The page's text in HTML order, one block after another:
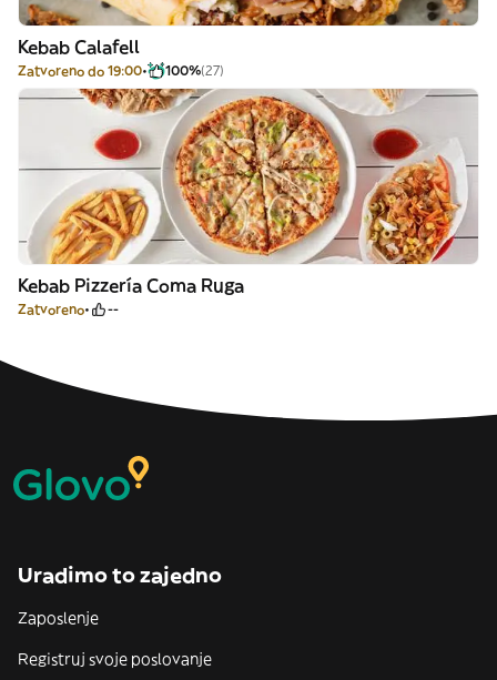
Kebab Calafell
Zatvoreno do 19:00 100%(27)
Kebab Pizzería Coma Ruga
Zatvoreno --
Uradimo to zajedno
Zaposlenje
Registruj svoje poslovanje